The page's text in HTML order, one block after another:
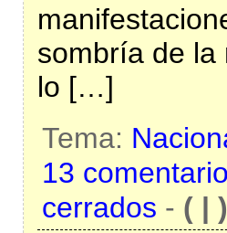
sombría de la
lo […]
Tema:
13
cerrados - ( | )